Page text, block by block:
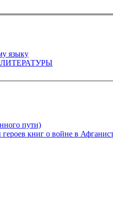
языку
ЯЗЫКА И ЛИТЕРАТУРЫ
пути)
книг о войне в